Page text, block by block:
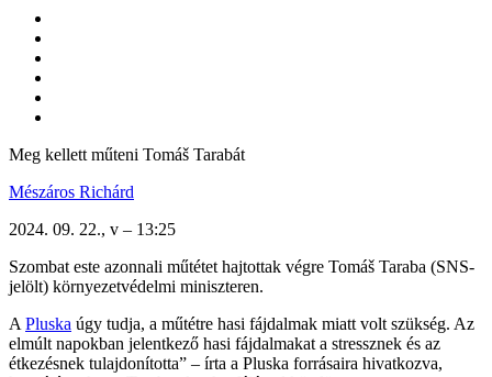
Meg kellett műteni Tomáš Tarabát
Mészáros Richárd
2024. 09. 22., v – 13:25
Szombat este azonnali műtétet hajtottak végre Tomáš Taraba (SNS-
jelölt) környezetvédelmi miniszteren.
A Pluska úgy tudja, a műtétre hasi fájdalmak miatt volt szükség. Az
elmúlt napokban jelentkező hasi fájdalmakat a stressznek és az
étkezésnek tulajdonította” – írta a Pluska forrásaira hivatkozva,